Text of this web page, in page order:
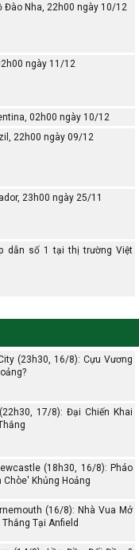
Đào Nha, 22h00 ngày 10/12
ngày 11/12
02h00 ngày 10/12
22h00 ngày 09/12
23h00 ngày 25/11
dẫn số 1 tại thị trường Việt
(23h30, 16/8): Cựu Vương
17/8): Đại Chiến Khai
(18h30, 16/8): Pháo
Khủng Hoảng
(16/8): Nhà Vua Mở
Tại Anfield